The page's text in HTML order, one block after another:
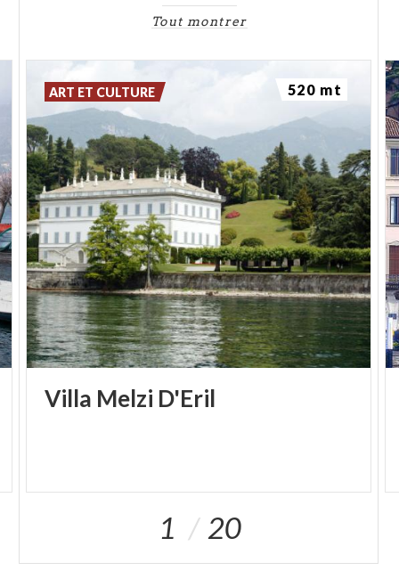
Tout montrer
Villa Melzi D'Eril
ART ET CULTURE 520 mt
1 20